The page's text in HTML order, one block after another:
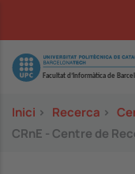
Image
Inici > Recerca >
CRnE - Centre de